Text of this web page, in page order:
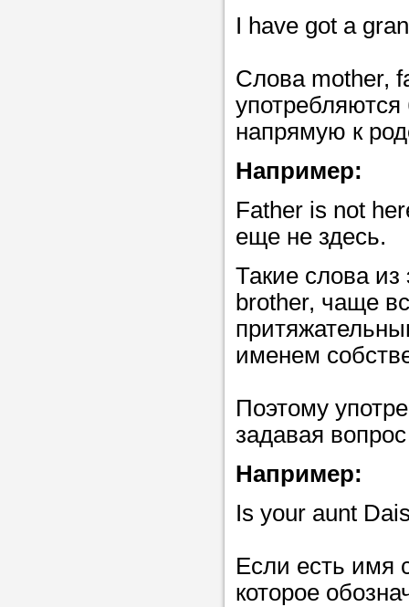
I have got a
Слова mother,
употребляются
напрямую к
Например:
Father is not
еще не здесь.
Такие слова из
brother, чаще
именем
Поэтому
задавая
Например:
Is your aunt
Если есть имя
которое